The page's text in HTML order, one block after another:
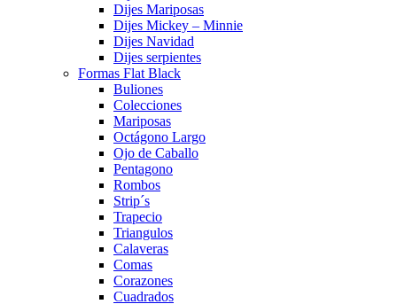
Dijes Mariposas
Dijes Mickey – Minnie
Dijes Navidad
Dijes serpientes
Formas Flat Black
Buliones
Colecciones
Mariposas
Octágono Largo
Ojo de Caballo
Pentagono
Rombos
Strip´s
Trapecio
Triangulos
Calaveras
Comas
Corazones
Cuadrados